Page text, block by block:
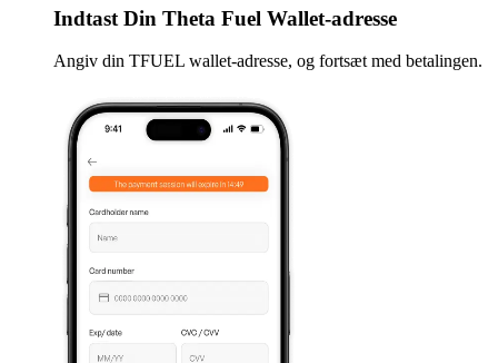
Indtast Din Theta Fuel Wallet-adresse
Angiv din TFUEL wallet-adresse, og fortsæt med betalingen.